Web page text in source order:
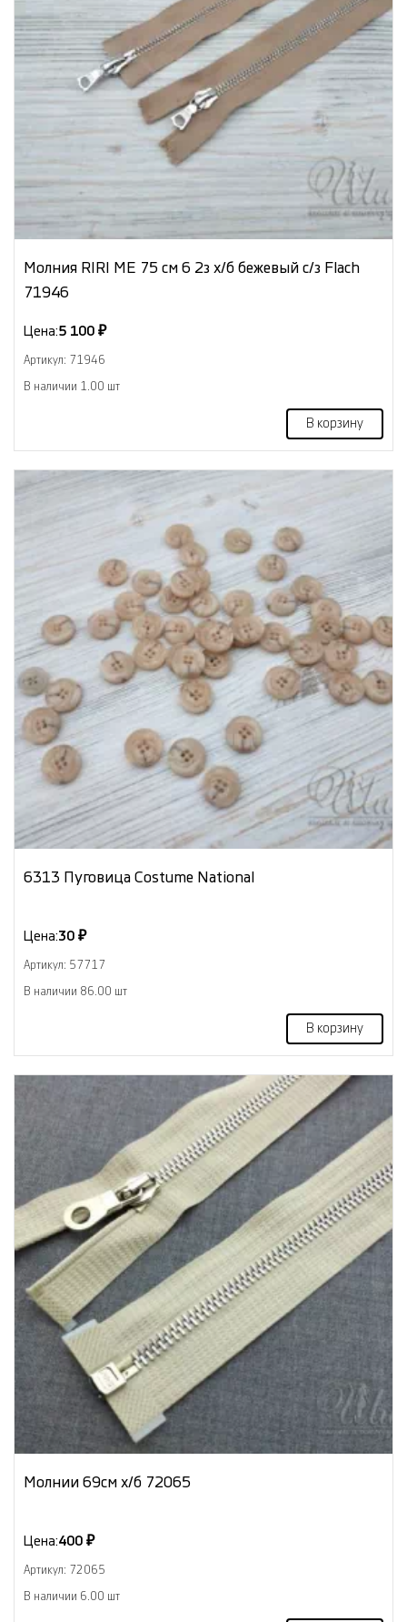
Молния RIRI МЕ 75 см 6 2з х/б бежевый с/з Flach
71946
Цена:5 100 ₽
Артикул: 71946
В наличии 1.00 шт
В корзину
6313 Пуговица Costume National
Цена:30 ₽
Артикул: 57717
В наличии 86.00 шт
В корзину
Молнии 69см х/б 72065
Цена:400 ₽
Артикул: 72065
В наличии 6.00 шт